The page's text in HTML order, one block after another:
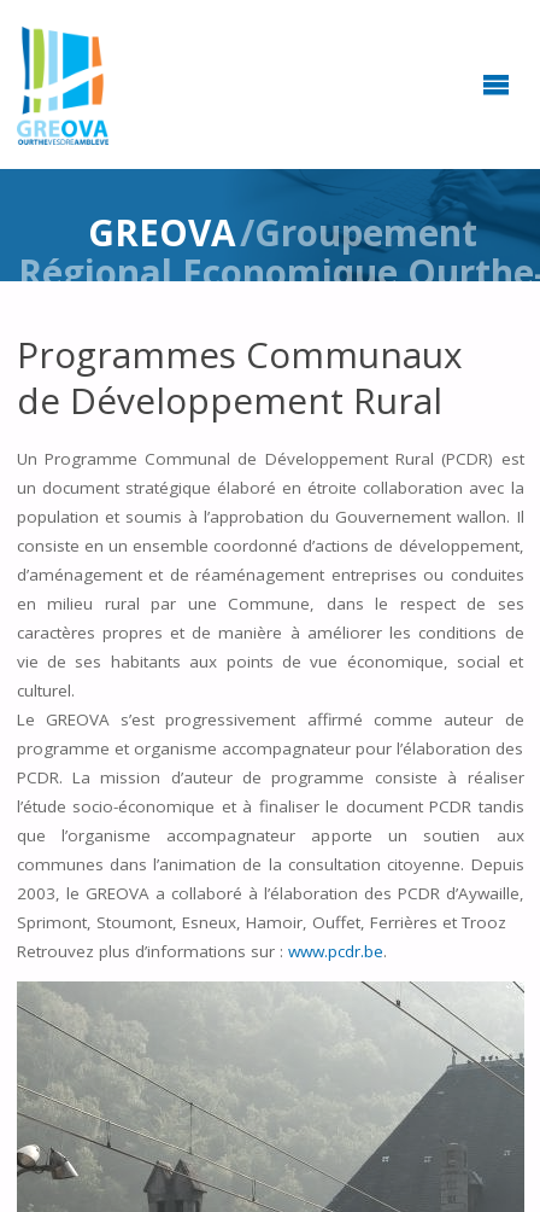
Amblève
GREOVA/Groupement
Régional Economique
Anthisnes, Aywaille, Chaudfontaine, Clavier, Comblain-au-Pont,
Ferrières, Hamoir, Lierneux, Neupré, Ouffet, Sprimont, Stoumont,
Trooz
Programmes Communaux
de Développement Rural
Un Programme Communal de Développement Rural (PCDR) est
un document stratégique élaboré en étroite collaboration avec la
population et soumis à l’approbation du Gouvernement wallon. Il
consiste en un ensemble coordonné d’actions de développement,
d’aménagement et de réaménagement entreprises ou conduites
en milieu rural par une Commune, dans le respect de ses
caractères propres et de manière à améliorer les conditions de
vie de ses habitants aux points de vue économique, social et
culturel.
Le GREOVA s’est progressivement affirmé comme auteur de
programme et organisme accompagnateur pour l’élaboration des
PCDR. La mission d’auteur de programme consiste à réaliser
l’étude socio-économique et à finaliser le document PCDR tandis
que l’organisme accompagnateur apporte un soutien aux
communes dans l’animation de la consultation citoyenne. Depuis
2003, le GREOVA a collaboré à l’élaboration des PCDR d’Aywaille,
Sprimont, Stoumont, Esneux, Hamoir, Ouffet, Ferrières et Trooz
Retrouvez plus d’informations sur : www.pcdr.be.